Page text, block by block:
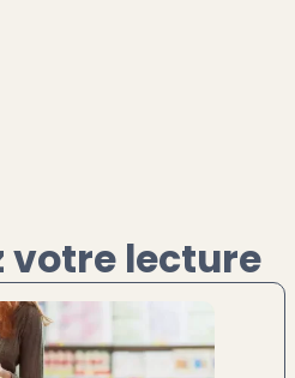
votre lecture